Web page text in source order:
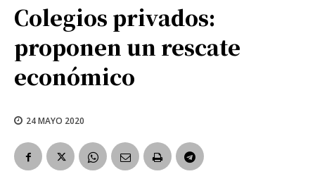
Colegios privados:
proponen un rescate
económico
24 MAYO 2020